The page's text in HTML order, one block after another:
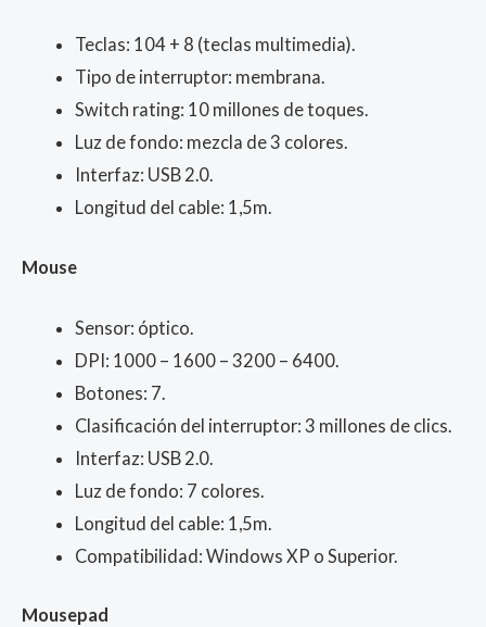
Teclas: 104 + 8 (teclas multimedia).
Tipo de interruptor: membrana.
Switch rating: 10 millones de toques.
Luz de fondo: mezcla de 3 colores.
Interfaz: USB 2.0.
Longitud del cable: 1,5m.
Mouse
Sensor: óptico.
DPI: 1000 – 1600 – 3200 – 6400.
Botones: 7.
Clasificación del interruptor: 3 millones de clics.
Interfaz: USB 2.0.
Luz de fondo: 7 colores.
Longitud del cable: 1,5m.
Compatibilidad: Windows XP o Superior.
Mousepad